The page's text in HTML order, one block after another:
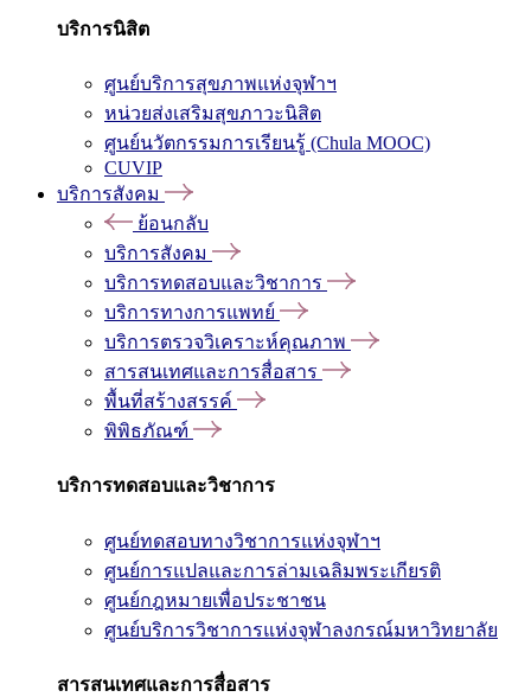
บริการนิสิต
ศูนย์บริการสุขภาพแห่งจุฬาฯ
หน่วยส่งเสริมสุขภาวะนิสิต
ศูนย์นวัตกรรมการเรียนรู้ (Chula MOOC)
CUVIP
บริการสังคม
ย้อนกลับ
บริการสังคม
บริการทดสอบและวิชาการ
บริการทางการแพทย์
บริการตรวจวิเคราะห์คุณภาพ
สารสนเทศและการสื่อสาร
พื้นที่สร้างสรรค์
พิพิธภัณฑ์
บริการทดสอบและวิชาการ
ศูนย์ทดสอบทางวิชาการแห่งจุฬาฯ
ศูนย์การแปลและการล่ามเฉลิมพระเกียรติ
ศูนย์กฎหมายเพื่อประชาชน
ศูนย์บริการวิชาการแห่งจุฬาลงกรณ์มหาวิทยาลัย
สารสนเทศและการสื่อสาร